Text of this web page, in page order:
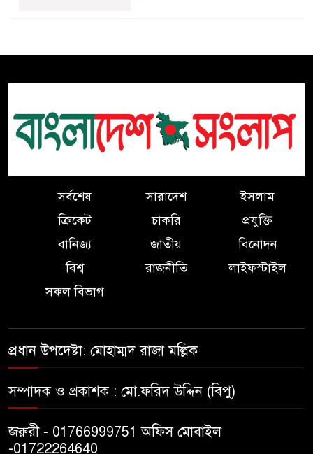
নতুন দিগন্ত: রাষ্ট্রদূতের সরেজমিন
নির্মানে জীবনযাত্রায় নেতিবাচক
প্রভাবের গনগবেষনার ফলাফল
৬
অভাবের দিন পেরিয়ে মানুষের পাশে
কলম হাতে হাসান পারভেজ।
সংবাদের প্রতিবাদ ও ৪ সনাতনী
নির্বাচনকালে ভোটারদের দেয়া
এবিএম মোশাররফ।
৯
করে দিয়ে ৭ লাখ টাকা চাঁদা দাবীর
১০
সর্বশেষ সারাদেশ
ইসলাম
ক্রিকেট
চাকরি
প্রযুক্তি
বানিজ্য
জাতীয়
বিনোদন
বিশ্ব
রাজনীতি
লাইফস্টাইল
সকল বিভাগ
প্রধান উপদেষ্টা: মোহাম্মদ রাজা মল্লিক
সম্পাদক ও প্রকাশক : মো.ফরিদ উদ্দিন (বিপু)
জরুরী - 01766999751 অফিস মোবাইল
-01722264640